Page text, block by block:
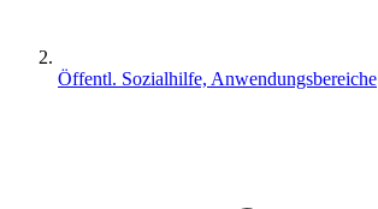
Öffentl. Sozialhilfe, Anwendungsbereiche